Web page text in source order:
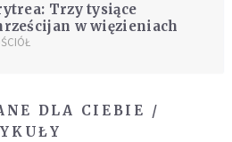
Trzy tysiące
w więzieniach
DLA CIEBIE /